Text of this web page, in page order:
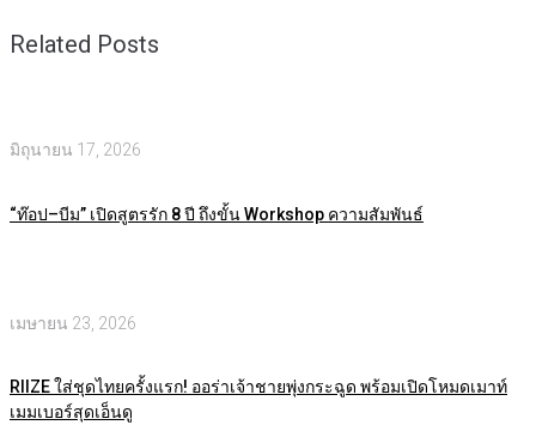
Related Posts
มิถุนายน 17, 2026
“ท๊อป–บีม” เปิดสูตรรัก 8 ปี ถึงขั้น Workshop ความสัมพันธ์
เมษายน 23, 2026
RIIZE ใส่ชุดไทยครั้งแรก! ออร่าเจ้าชายพุ่งกระฉูด พร้อมเปิดโหมดเมาท์
เมมเบอร์สุดเอ็นดู